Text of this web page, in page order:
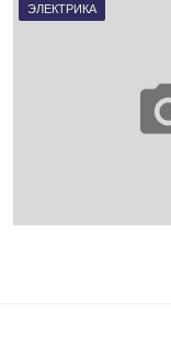
ЭЛЕКТРИКА